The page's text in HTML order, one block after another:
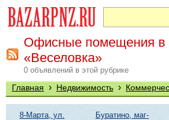
Офисные помещения в
«Веселовка»
0 объявлений в этой рубрике
Главная › Недвижимость ›
8-Марта, ул.
Буратино, маг-